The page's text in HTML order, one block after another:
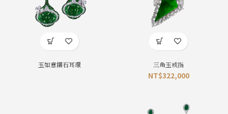
玉如意鑽石耳環 三角玉戒指
NT$322,000